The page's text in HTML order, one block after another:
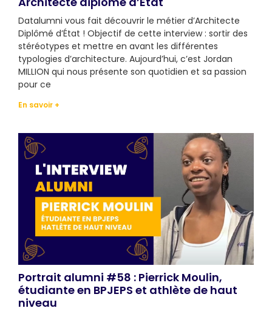
Datalumni vous fait découvrir le métier d’Architecte
Diplômé d’État ! Objectif de cette interview : sortir des
stéréotypes et mettre en avant les différentes
typologies d’architecture. Aujourd’hui, c’est Jordan
MILLION qui nous présente son quotidien et sa passion
pour ce
En savoir +
Portrait alumni #58 : Pierrick Moulin,
étudiante en BPJEPS et athlète de haut
niveau